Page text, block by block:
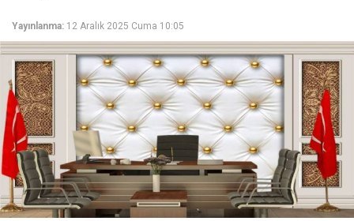
Yayınlanma: 12 Aralık 2025 Cuma 10:05